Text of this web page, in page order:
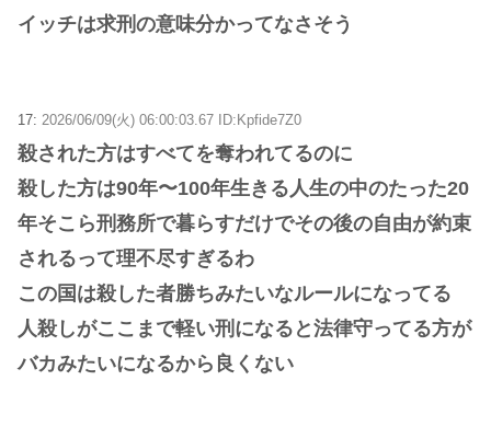
イッチは求刑の意味分かってなさそう
17: 2026/06/09(火) 06:00:03.67 ID:Kpfide7Z0
殺された方はすべてを奪われてるのに
殺した方は90年〜100年生きる人生の中のたった20
年そこら刑務所で暮らすだけでその後の自由が約束
されるって理不尽すぎるわ
この国は殺した者勝ちみたいなルールになってる
人殺しがここまで軽い刑になると法律守ってる方が
バカみたいになるから良くない